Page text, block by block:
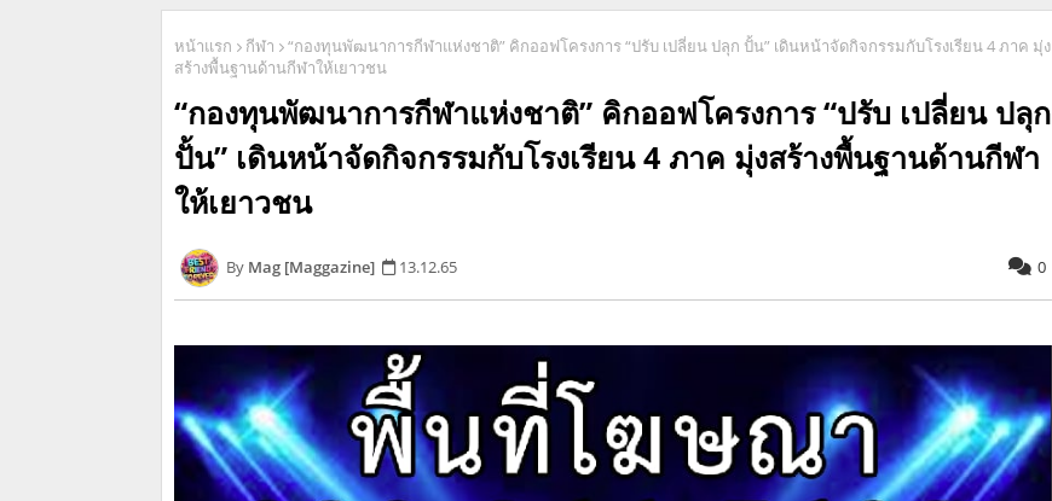
หน้าแรก กีฬา
“กองทุนพัฒนาการกีฬาแห่งชาติ” คิกออฟโครงการ “ปรับ เปลี่ยน ปลุก ปั้น” เดินหน้าจัดกิจกรรมกับโรงเรียน 4 ภาค มุ่ง
สร้างพื้นฐานด้านกีฬาให้เยาวชน
“กองทุนพัฒนาการกีฬาแห่งชาติ” คิกออฟโครงการ “ปรับ เปลี่ยน ปลุก
ปั้น” เดินหน้าจัดกิจกรรมกับโรงเรียน 4 ภาค มุ่งสร้างพื้นฐานด้านกีฬา
ให้เยาวชน
Mag [Maggazine] 13.12.65 0